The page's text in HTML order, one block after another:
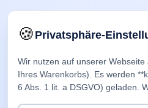
🍪Privatsphäre-
Wir nutzen auf unserer
Ihres Warenkorbs). Es werden
6 Abs. 1 lit. a DSGVO) geladen.